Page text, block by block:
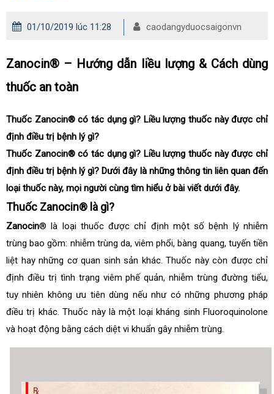
01/10/2019 lúc 11:28 caodangyduocsaigonvn
Zanocin® – Hướng dẫn liều lượng & Cách dùng
thuốc an toàn
Thuốc Zanocin® có tác dụng gì? Liều lượng thuốc này được chỉ
định điều trị bệnh lý gì?
Thuốc Zanocin® có tác dụng gì? Liều lượng thuốc này được chỉ
định điều trị bệnh lý gì? Dưới đây là những thông tin liên quan đến
loại thuốc này, mọi người cùng tìm hiểu ở bài viết dưới đây.
Thuốc Zanocin® là gì?
Zanocin® là loại thuốc được chỉ định một số bệnh lý nhiễm
trùng bao gồm: nhiễm trùng da, viêm phổi, bàng quang, tuyến tiền
liệt hay những cơ quan sinh sản khác. Thuốc này còn được chỉ
định điều trị tình trạng viêm phế quản, nhiễm trùng đường tiểu,
tuy nhiên không ưu tiên dùng nếu như có những phương pháp
điều trị khác. Thuốc này là một loại kháng sinh Fluoroquinolone
và hoạt động bằng cách diệt vi khuẩn gây nhiễm trùng.